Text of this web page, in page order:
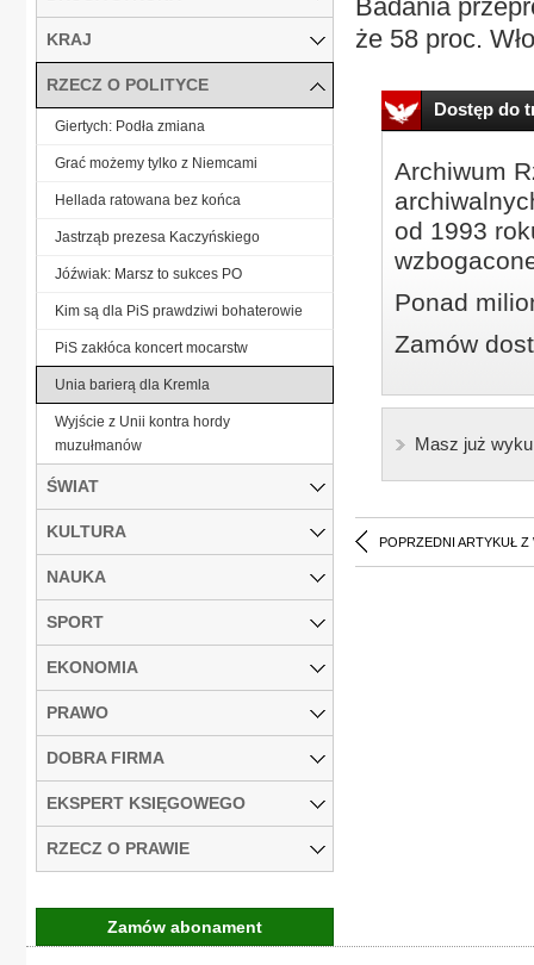
Badania
że 58 proc.
Dostęp do
Archiwum
od 1993
Ponad
Zamów
Masz już
POPRZEDNI ARTYKUŁ Z
KRAJ
RZECZ O POLITYCE
Giertych: Podła zmiana
Grać możemy tylko z Niemcami
Hellada ratowana bez końca
Jastrząb prezesa Kaczyńskiego
Jóźwiak: Marsz to sukces PO
Kim są dla PiS prawdziwi bohaterowie
PiS zakłóca koncert mocarstw
Unia barierą dla Kremla
Wyjście z Unii kontra hordy
muzułmanów
ŚWIAT
KULTURA
NAUKA
SPORT
EKONOMIA
PRAWO
DOBRA FIRMA
EKSPERT KSIĘGOWEGO
RZECZ O PRAWIE
Zamów abonament